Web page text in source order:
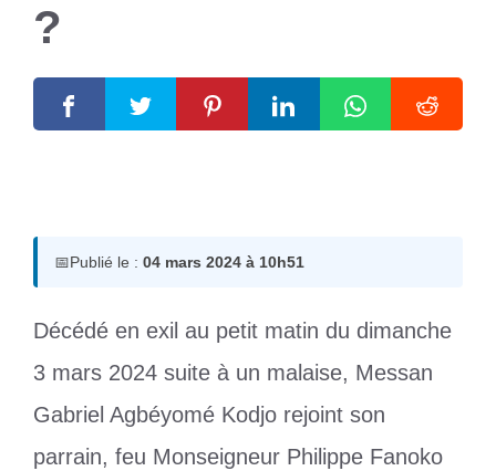
?
📅Publié le : 04 mars 2024 à 10h51
Décédé en exil au petit matin du dimanche
3 mars 2024 suite à un malaise, Messan
Gabriel Agbéyomé Kodjo rejoint son
parrain, feu Monseigneur Philippe Fanoko